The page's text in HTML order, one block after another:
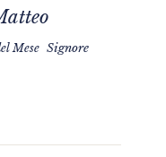
Mese Signore